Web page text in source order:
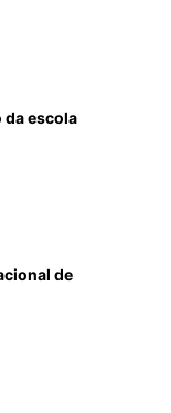
da escola
de